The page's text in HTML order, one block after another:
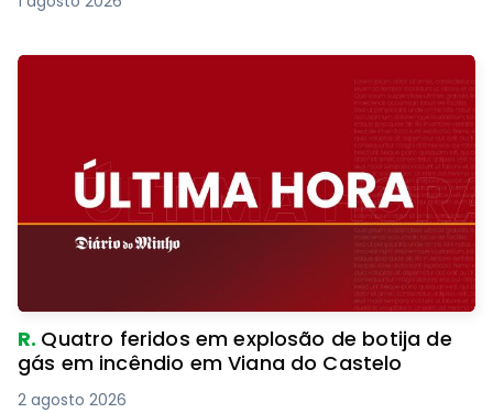
R. Quatro feridos em explosão de botija de
gás em incêndio em Viana do Castelo
2 agosto 2026